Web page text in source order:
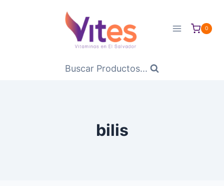
0
Buscar Productos...
bilis